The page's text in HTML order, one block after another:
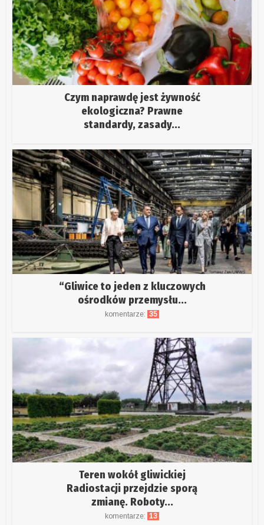
Czym naprawdę jest żywność
ekologiczna? Prawne
standardy, zasady...
“Gliwice to jeden z kluczowych
ośrodków przemysłu...
komentarze: 35
Teren wokół gliwickiej
Radiostacji przejdzie sporą
zmianę. Roboty...
komentarze: 13